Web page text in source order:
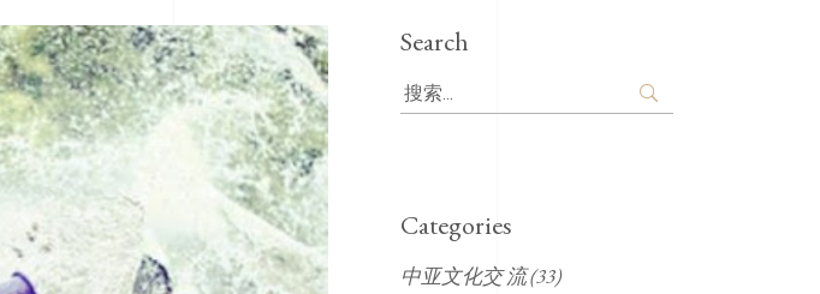
Search
Search
for:
Categories
中亚文化交 流(33)